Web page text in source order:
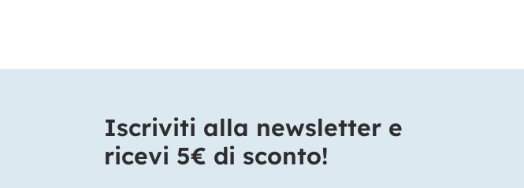
Iscriviti alla newsletter e
ricevi 5€ di sconto!​